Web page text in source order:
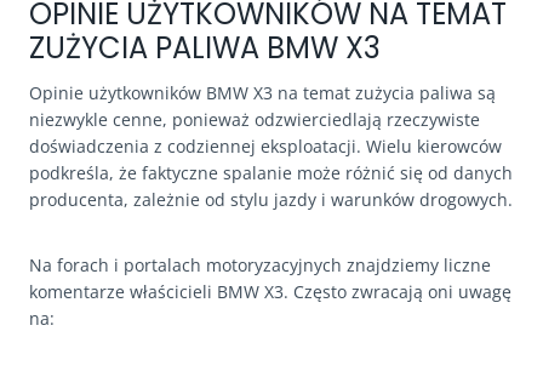
OPINIE UŻYTKOWNIKÓW NA TEMAT
ZUŻYCIA PALIWA BMW X3
Opinie użytkowników BMW X3 na temat zużycia paliwa są
niezwykle cenne, ponieważ odzwierciedlają rzeczywiste
doświadczenia z codziennej eksploatacji. Wielu kierowców
podkreśla, że faktyczne spalanie może różnić się od danych
producenta, zależnie od stylu jazdy i warunków drogowych.
Na forach i portalach motoryzacyjnych znajdziemy liczne
komentarze właścicieli BMW X3. Często zwracają oni uwagę
na: